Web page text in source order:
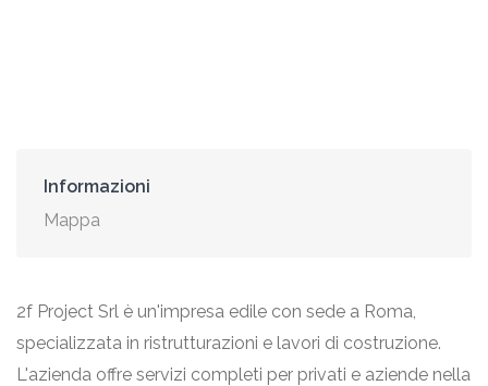
Informazioni
Mappa
2f Project Srl è un'impresa edile con sede a Roma,
specializzata in ristrutturazioni e lavori di costruzione.
L'azienda offre servizi completi per privati e aziende nella